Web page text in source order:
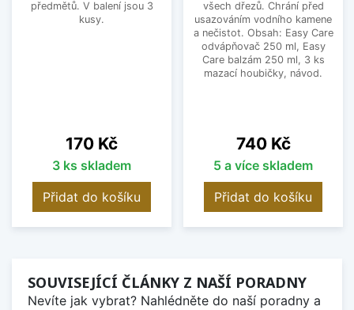
předmětů. V balení jsou 3
kusy.
Cena
170 Kč
3 ks skladem
Přidat do košíku
všech dřezů. Chrání před
usazováním vodního kamene
a nečistot. Obsah: Easy Care
odvápňovač 250 ml, Easy
Care balzám 250 ml, 3 ks
mazací houbičky, návod.
Cena
740 Kč
5 a více skladem
Přidat do košíku
SOUVISEJÍCÍ ČLÁNKY Z NAŠÍ PORADNY
Nevíte jak vybrat? Nahlédněte do naší poradny a